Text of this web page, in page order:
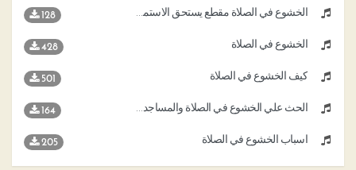
الخشوع في الصلاة مقطع يستحق الاستماع 128
الخشوع في الصلاة 428
كيف الخشوع في الصلاة 501
الحث علي الخشوع في الصلاة والمساجد وصفة الصلاة 164
اسباب الخشوع في الصلاة 205